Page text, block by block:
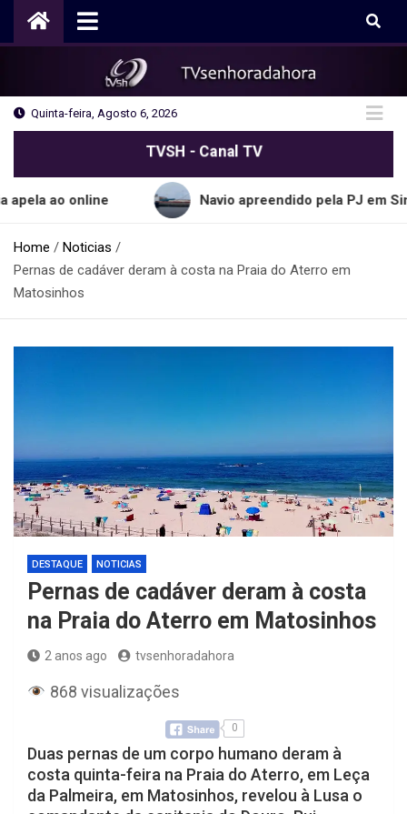
Quinta-feira, Agosto 6, 2026
TVSH - Canal TV
online Navio apreendido pela PJ em Sines
Home
Noticias
Pernas de cadáver deram à costa na Praia do Aterro em
Matosinhos
DESTAQUE NOTICIAS
Pernas de cadáver deram à costa
na Praia do Aterro em Matosinhos
2 anos ago tvsenhoradahora
868 visualizações
0
Duas pernas de um corpo humano deram à
costa quinta-feira na Praia do Aterro, em Leça
da Palmeira, em Matosinhos, revelou à Lusa o